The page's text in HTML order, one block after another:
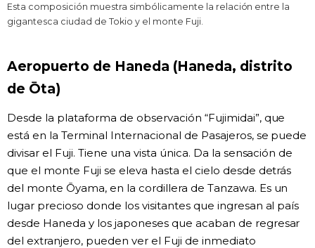
Esta composición muestra simbólicamente la relación entre la
gigantesca ciudad de Tokio y el monte Fuji.
Aeropuerto de Haneda (Haneda, distrito
de Ōta)
Desde la plataforma de observación “Fujimidai”, que
está en la Terminal Internacional de Pasajeros, se puede
divisar el Fuji. Tiene una vista única. Da la sensación de
que el monte Fuji se eleva hasta el cielo desde detrás
del monte Ōyama, en la cordillera de Tanzawa. Es un
lugar precioso donde los visitantes que ingresan al país
desde Haneda y los japoneses que acaban de regresar
del extranjero, pueden ver el Fuji de inmediato